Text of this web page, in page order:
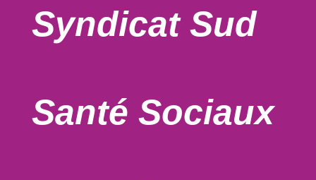
Syndicat Sud
Santé Sociaux